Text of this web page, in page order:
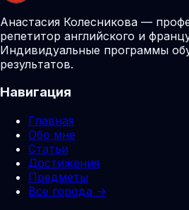
Анастасия Колесникова —
репетитор английского и
Индивидуальные программы
результатов.
Навигация
Главная
Обо мне
Статьи
Достижения
Предметы
Все города →